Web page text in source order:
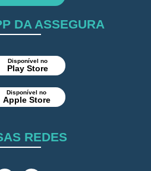
DA ASSEGURA
Disponível no
Play Store
Disponível no
Apple Store
REDES